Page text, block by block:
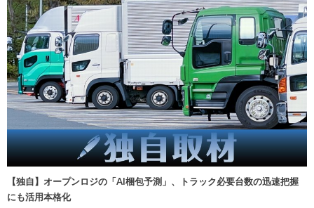
【独自】オープンロジの「AI梱包予測」、トラック必要台数の迅速把握
にも活用本格化